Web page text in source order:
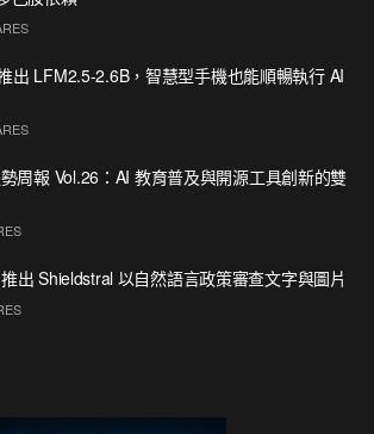
出 LFM2.5-2.6B，智慧型手機也能順暢執行 AI
周報 Vol.26：AI 教育普及與開源工具創新的雙
出 Shieldstral 以自然語言政策審查文字與圖片